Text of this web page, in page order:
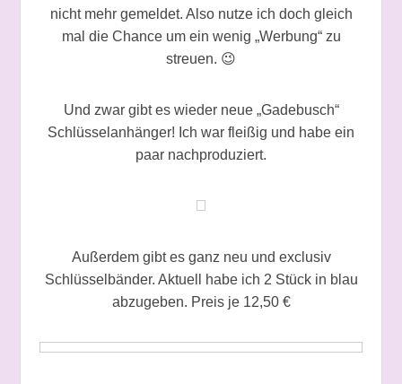
nicht mehr gemeldet. Also nutze ich doch gleich
mal die Chance um ein wenig „Werbung“ zu
streuen. 😉
Und zwar gibt es wieder neue „Gadebusch“
Schlüsselanhänger! Ich war fleißig und habe ein
paar nachproduziert.
Außerdem gibt es ganz neu und exclusiv
Schlüsselbänder. Aktuell habe ich 2 Stück in blau
abzugeben. Preis je 12,50 €